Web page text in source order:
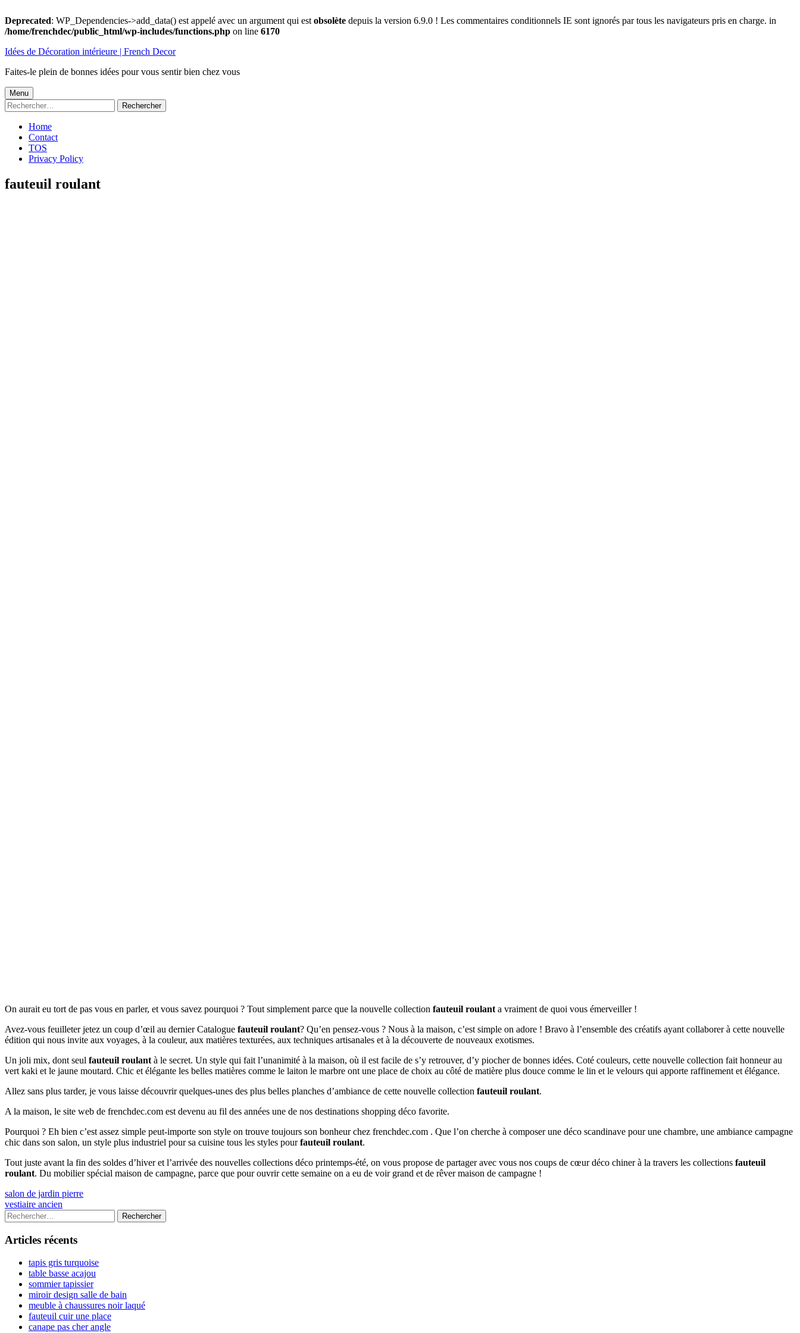
Deprecated: WP_Dependencies->add_data() est appelé avec un argument qui est obsolète depuis la version 6.9.0 ! Les commentaires conditionnels IE sont ignorés par tous les navigateurs pris en charge. in
/home/frenchdec/public_html/wp-includes/functions.php on line 6170
au
Idées de Décoration intérieure | French Decor
Faites-le plein de bonnes idées pour vous sentir bien chez vous
Menu
principal
Menu
Rechercher :
Home
Contact
TOS
Privacy Policy
fauteuil roulant
On aurait eu tort de pas vous en parler, et vous savez pourquoi ? Tout simplement parce que la nouvelle collection fauteuil roulant a vraiment de quoi vous émerveiller !
Avez-vous feuilleter jetez un coup d’œil au dernier Catalogue fauteuil roulant? Qu’en pensez-vous ? Nous à la maison, c’est simple on adore ! Bravo à l’ensemble des créatifs ayant collaborer à cette nouvelle
édition qui nous invite aux voyages, à la couleur, aux matières texturées, aux techniques artisanales et à la découverte de nouveaux exotismes.
Un joli mix, dont seul fauteuil roulant à le secret. Un style qui fait l’unanimité à la maison, où il est facile de s’y retrouver, d’y piocher de bonnes idées. Coté couleurs, cette nouvelle collection fait honneur au
vert kaki et le jaune moutard. Chic et élégante les belles matières comme le laiton le marbre ont une place de choix au côté de matière plus douce comme le lin et le velours qui apporte raffinement et élégance.
Allez sans plus tarder, je vous laisse découvrir quelques-unes des plus belles planches d’ambiance de cette nouvelle collection fauteuil roulant.
A la maison, le site web de frenchdec.com est devenu au fil des années une de nos destinations shopping déco favorite.
Pourquoi ? Eh bien c’est assez simple peut-importe son style on trouve toujours son bonheur chez frenchdec.com . Que l’on cherche à composer une déco scandinave pour une chambre, une ambiance campagne
chic dans son salon, un style plus industriel pour sa cuisine tous les styles pourfauteuil roulant.
Tout juste avant la fin des soldes d’hiver et l’arrivée des nouvelles collections déco printemps-été, on vous propose de partager avec vous nos coups de cœur déco chiner à la travers les collections fauteuil
roulant. Du mobilier spécial maison de campagne, parce que pour ouvrir cette semaine on a eu de voir grand et de rêver maison de campagne !
Navigation
de
l’article
Previous
article:
salon de jardin pierre
Next
article:
vestiaire ancien
Colonne
latérale
principale
Rechercher :
Articles récents
tapis gris turquoise
table basse acajou
sommier tapissier
miroir design salle de bain
meuble à chaussures noir laqué
fauteuil cuir une place
canape pas cher angle